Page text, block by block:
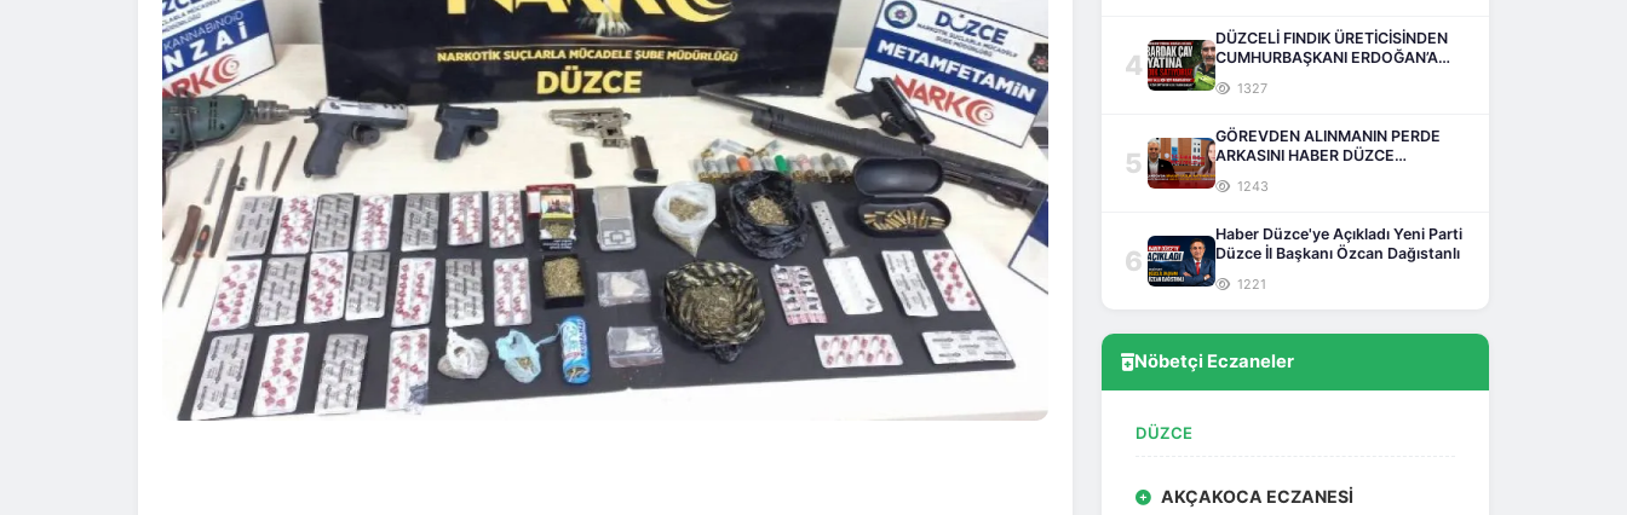
4
DÜZCELİ FINDIK ÜRETİCİSİNDEN
CUMHURBAŞKANI ERDOĞAN’A
1327
5
GÖREVDEN ALINMANIN PERDE
ARKASINI HABER DÜZCE
1243
6
Haber Düzce'ye Açıkladı Yeni Parti
Düzce İl Başkanı Özcan Dağıstanlı
1221
Nöbetçi Eczaneler
DÜZCE
AKÇAKOCA ECZANESİ